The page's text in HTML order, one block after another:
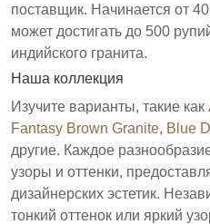
поставщик. Начинается от
может достигать до 500
индийского гранита.
Наша коллекция
Изучите варианты, такие как
Fantasy Brown Granite, Blue
другие. Каждое
узоры и оттенки,
дизайнерских эстетик.
тонкий оттенок или яркий